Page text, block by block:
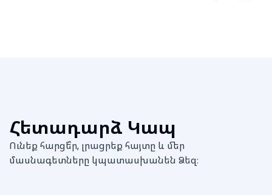
Հետադարձ Կապ
Ունեք հարցե՞ր, լրացրեք հայտը և մեր
մասնագետները կպատասխանեն Ձեզ։